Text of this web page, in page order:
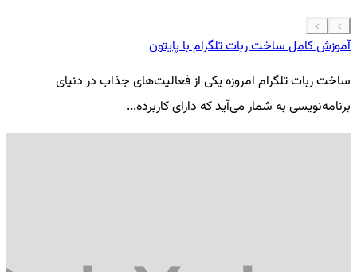
آموزش کامل ساخت ربات تلگرام با پایتون
ساخت ربات تلگرام امروزه یکی از فعالیت‌های جذاب در دنیای
برنامه‌نویسی به شمار می‌آید که دارای کاربرده...